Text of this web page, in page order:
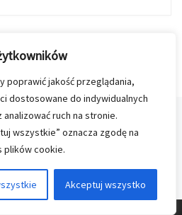
poprawić jakość przeglądania,
dostosowane do indywidualnych
ruch na stronie.
wszystkie” oznacza zgodę na
plików cookie.
Akceptuj wszystko
1 2
STARSZY POST